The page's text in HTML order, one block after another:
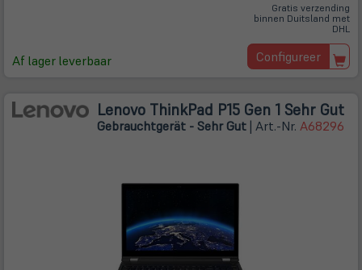
Af lager leverbaar
Gratis verzending
binnen Duitsland met
DHL
Configureer
Lenovo ThinkPad P15 Gen 1 Sehr Gut
Gebrauchtgerät - Sehr Gut | Art.-Nr. A68296